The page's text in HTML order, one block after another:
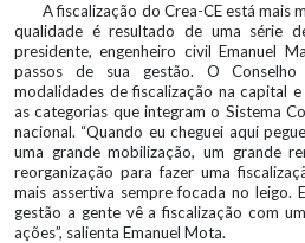
A fiscalização do Crea-CE está mais
qualidade é resultado de uma série
presidente, engenheiro civil Emanuel
passos de sua gestão. O Conselho
modalidades de fiscalização na capital
as categorias que integram o Sistema
nacional. “Quando eu cheguei aqui
uma grande mobilização, um grande
reorganização para fazer uma
mais assertiva sempre focada no leigo.
gestão a gente vê a fiscalização com
ações”, salienta Emanuel Mota.